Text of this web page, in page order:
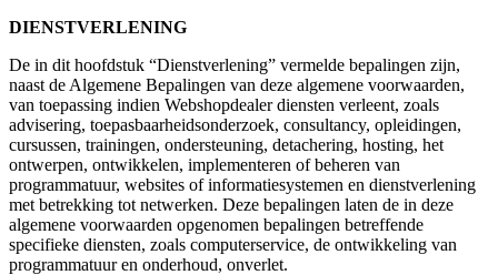
DIENSTVERLENING
De in dit hoofdstuk “Dienstverlening” vermelde bepalingen zijn,
naast de Algemene Bepalingen van deze algemene voorwaarden,
van toepassing indien Webshopdealer diensten verleent, zoals
advisering, toepasbaarheidsonderzoek, consultancy, opleidingen,
cursussen, trainingen, ondersteuning, detachering, hosting, het
ontwerpen, ontwikkelen, implementeren of beheren van
programmatuur, websites of informatiesystemen en dienstverlening
met betrekking tot netwerken. Deze bepalingen laten de in deze
algemene voorwaarden opgenomen bepalingen betreffende
specifieke diensten, zoals computerservice, de ontwikkeling van
programmatuur en onderhoud, onverlet.